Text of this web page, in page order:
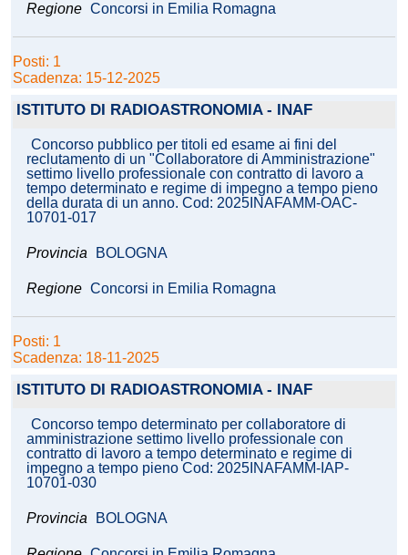
Regione Concorsi in Emilia Romagna
Posti: 1
Scadenza: 15-12-2025
ISTITUTO DI RADIOASTRONOMIA - INAF
Concorso pubblico per titoli ed esame ai fini del
reclutamento di un "Collaboratore di Amministrazione"
settimo livello professionale con contratto di lavoro a
tempo determinato e regime di impegno a tempo pieno
della durata di un anno. Cod: 2025INAFAMM-OAC-
10701-017
Provincia BOLOGNA
Regione Concorsi in Emilia Romagna
Posti: 1
Scadenza: 18-11-2025
ISTITUTO DI RADIOASTRONOMIA - INAF
Concorso tempo determinato per collaboratore di
amministrazione settimo livello professionale con
contratto di lavoro a tempo determinato e regime di
impegno a tempo pieno Cod: 2025INAFAMM-IAP-
10701-030
Provincia BOLOGNA